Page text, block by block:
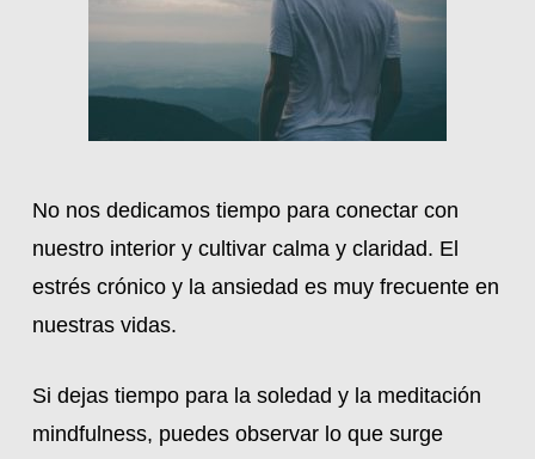
No nos dedicamos tiempo para conectar con
nuestro interior y cultivar calma y claridad. El
estrés crónico y la ansiedad es muy frecuente en
nuestras vidas.
Si dejas tiempo para la soledad y la meditación
mindfulness, puedes observar lo que surge